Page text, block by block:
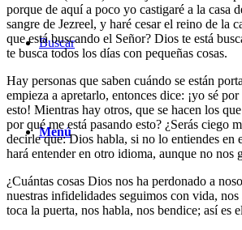
Buscar
Menú
porque de aquí a poco yo castigaré a la casa
sangre de Jezreel, y haré cesar el reino de la
que está buscando el Señor? Dios te está
te busca todos los días con pequeñas cosas.
Hay personas que saben cuándo se están
empieza a apretarlo, entonces dice: ¡yo sé
esto! Mientras hay otros, que se hacen los
por qué me está pasando esto? ¿Serás ciego
decirle que: Dios habla, si no lo entiendes en
hará entender en otro idioma, aunque no nos
¿Cuántas cosas Dios nos ha perdonado a
nuestras infidelidades seguimos con vida,
toca la puerta, nos habla, nos bendice; así es